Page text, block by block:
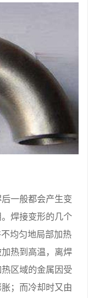
一般都会产生变
焊接变形的几个
均匀地局部加热
热到高温，离焊
区域的金属因受
；而冷却时又由